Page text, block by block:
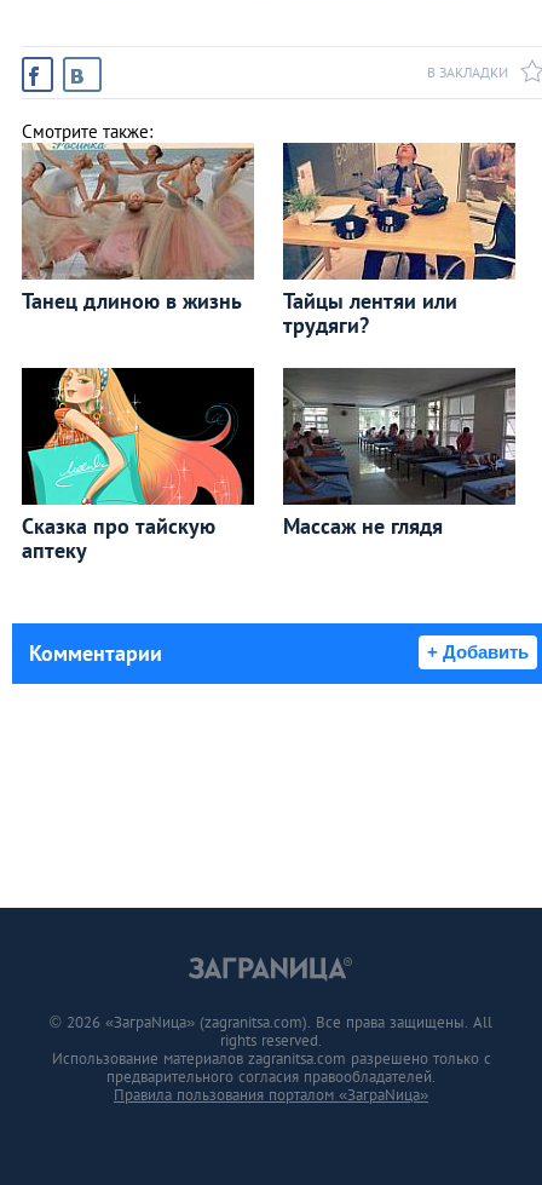
В ЗАКЛАДКИ
Смотрите также:
Танец длиною в жизнь
Тайцы лентяи или
трудяги?
Сказка про тайскую
аптеку
Массаж не глядя
Комментарии + Добавить
© 2026 «ЗаграNица» (zagranitsa.com). Все права защищены. All
rights reserved.
Использование материалов zagranitsa.com разрешено только с
предварительного согласия правообладателей.
Правила пользования порталом «ЗаграNица»